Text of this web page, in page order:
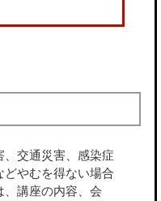
、交通災害、感染症
やむを得ない場合
、講座の内容、会